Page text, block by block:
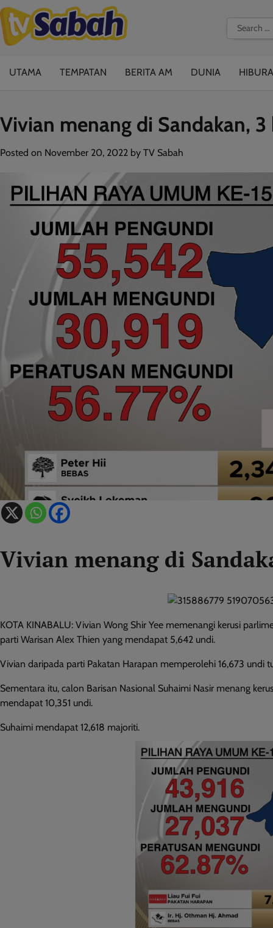
Skip
to
content
Search
for:
UTAMA TEMPATAN BERITA AM DUNIA
Vivian menang di Sandakan,
Posted on November 20, 2022 by TV Sabah
Vivian menang di
KOTA KINABALU: Vivian Wong Shir Yee memenangi kerusi
parti Warisan Alex Thien yang mendapat 5,642 undi.
Vivian daripada parti Pakatan Harapan memperolehi 16,673 undi
Sementara itu, calon Barisan Nasional Suhaimi Nasir menang
mendapat 10,351 undi.
Suhaimi mendapat 12,618 majoriti.